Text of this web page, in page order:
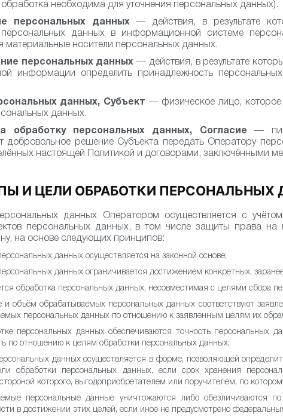
обработка необходима для уточнения персональных данных).
персональных данных— действия, в результате
данных в информационной системе
материальные носители персональных данных.
персональных данных — действия, в результате
информации определить принадлежность
данных, Субъект — физическое лицо,
данных.
обработку персональных данных, Согласие —
добровольное решение Субъекта передать Оператору
настоящей Политикой и договорами, заключёнными
И ЦЕЛИ ОБРАБОТКИ ПЕРСОНАЛЬНЫХ
данных Оператором осуществляется с
персональных данных, в том числе защиты права на
на основе следующих принципов:
данных осуществляется на законной основе;
данных ограничивается достижением конкретных,
обработка персональных данных, несовместимая с целями сбора
и объём обрабатываемых персональных данных соответствуют
персональных данных по отношению к заявленным целям их
персональных данных обеспечиваются точность персональных
по отношению к целям обработки персональных данных;
данных осуществляется в форме, позволяющей
обработки персональных данных, если срок хранения
которого, выгодоприобретателем или поручителем, по
персональные данные уничтожаются либо обезличиваются
в достижении этих целей, если иное не предусмотрено